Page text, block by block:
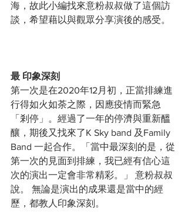
海，故此小編找來意粉叔叔做了這個訪
談，希望藉以與觀眾分享演後的感受。
最 印象深刻
第一次是在2020年12月初，正當排練進
行得如火如荼之際，因應疫情而緊急
「剎停」。經過了一年的停濟與重新醞
釀，期後又找來了K Sky band 及Family
Band 一起合作。「當中最深刻的是，從
第一次的見面到排練，我已經有信心這
次的演出一定會非常精彩。」 意粉叔叔
說。 無論是演出的成果還是當中的經
歷，都教人印象深刻。